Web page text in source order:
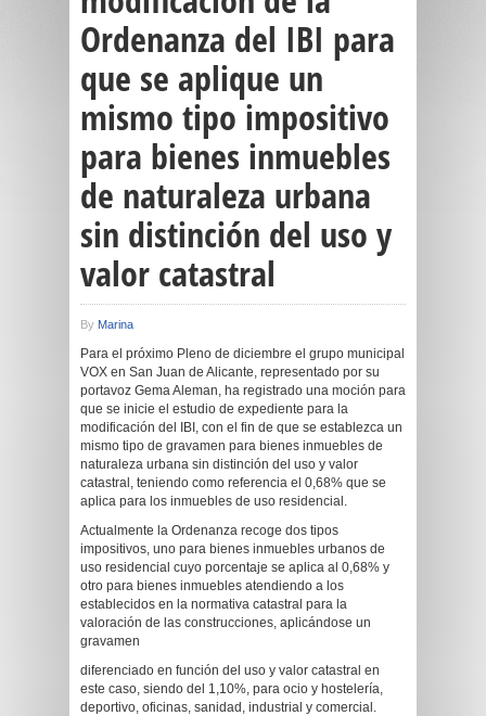
Ordenanza del IBI para
que se aplique un
mismo tipo impositivo
para bienes inmuebles
de naturaleza urbana
sin distinción del uso y
valor catastral
By Marina
Para el próximo Pleno de diciembre el grupo municipal
VOX en San Juan de Alicante, representado por su
portavoz Gema Aleman, ha registrado una moción para
que se inicie el estudio de expediente para la
modificación del IBI, con el fin de que se establezca un
mismo tipo de gravamen para bienes inmuebles de
naturaleza urbana sin distinción del uso y valor
catastral, teniendo como referencia el 0,68% que se
aplica para los inmuebles de uso residencial.
Actualmente la Ordenanza recoge dos tipos
impositivos, uno para bienes inmuebles urbanos de
uso residencial cuyo porcentaje se aplica al 0,68% y
otro para bienes inmuebles atendiendo a los
establecidos en la normativa catastral para la
valoración de las construcciones, aplicándose un
gravamen
diferenciado en función del uso y valor catastral en
este caso, siendo del 1,10%, para ocio y hostelería,
deportivo, oficinas, sanidad, industrial y comercial.